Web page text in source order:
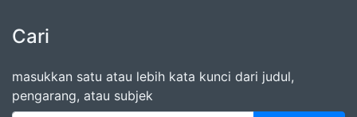
Cari
masukkan satu atau lebih kata kunci dari judul,
pengarang, atau subjek